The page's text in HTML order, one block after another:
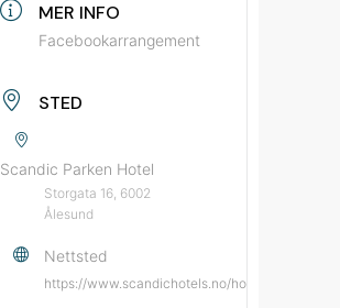
MER INFO
Facebookarrangement
STED
Scandic Parken Hotel
Storgata 16, 6002
Ålesund
Nettsted
https://www.scandichotels.no/hotell/norge/